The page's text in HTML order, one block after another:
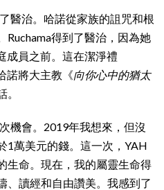
醫治。哈諾從家族的詛咒和根
Ruchama得到了醫治，因為她
成員之前。這在潔淨禮
諾將大主教《向你心中的猶太
機會。2019年我想來，但沒
1萬美元的錢。這一次，YAH
生命。現在，我的屬靈生命得
、讀經和自由讚美。我感到了